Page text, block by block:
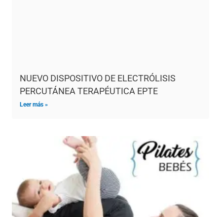
NUEVO DISPOSITIVO DE ELECTRÓLISIS
PERCUTÁNEA TERAPÉUTICA EPTE
Leer más »